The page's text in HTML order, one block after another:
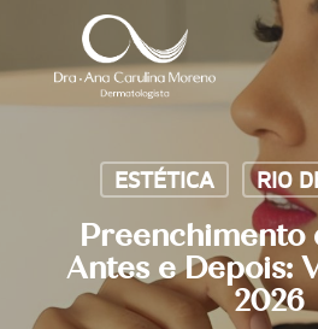
main
content
ESTÉTICA RIO
Preenchimento
Antes e Depois:
2026